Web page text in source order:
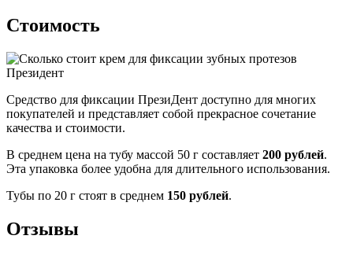
Стоимость
Средство для фиксации ПрезиДент доступно для многих
покупателей и представляет собой прекрасное сочетание
качества и стоимости.
В среднем цена на тубу массой 50 г составляет 200 рублей.
Эта упаковка более удобна для длительного использования.
Тубы по 20 г стоят в среднем 150 рублей.
Отзывы